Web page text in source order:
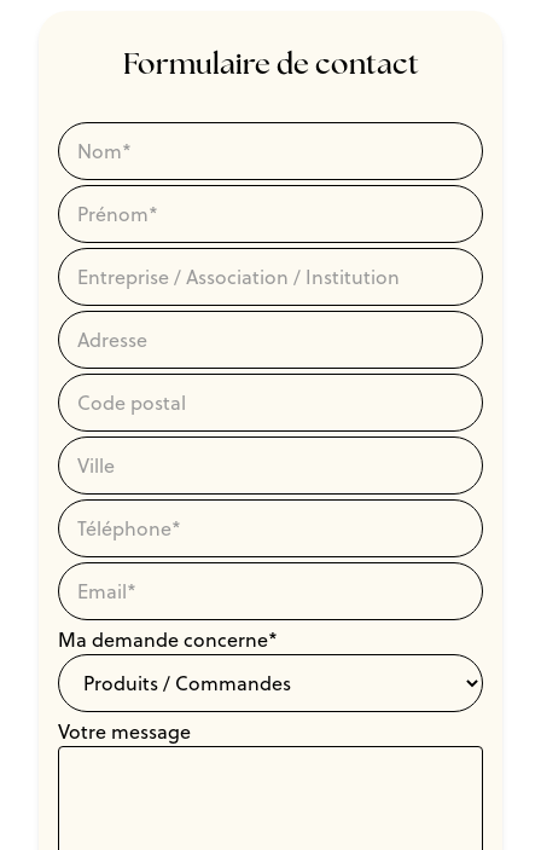
Formulaire de contact
Nom*
Prénom*
Entreprise / Association / Institution
Adresse
Code postal
Ville
Téléphone*
Email*
Ma demande concerne*
Votre message